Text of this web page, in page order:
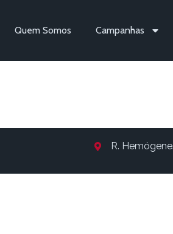
Quem Somos Campanhas
R.